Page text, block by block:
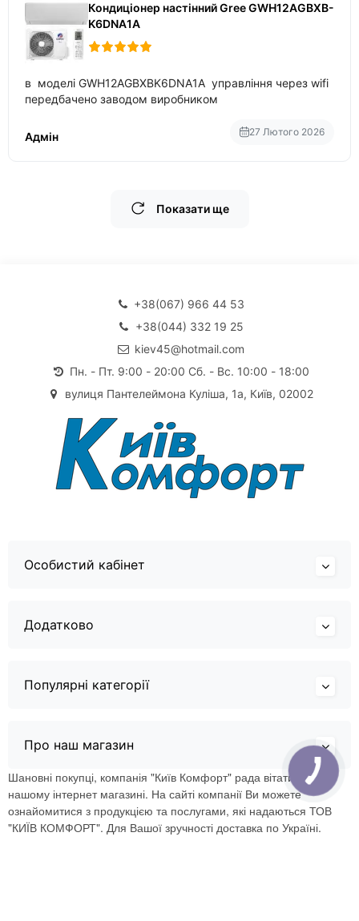
Кондиціонер настінний Gree GWH12AGBXB-
K6DNA1A
в моделі GWH12AGBXBK6DNA1A управління через wifi
передбачено заводом виробником
Адмін 27 Лютого 2026
Показати ще
+38(067) 966 44 53
+38(044) 332 19 25
kiev45@hotmail.com
Пн. - Пт. 9:00 - 20:00 Сб. - Вс. 10:00 - 18:00
вулиця Пантелеймона Куліша, 1а, Київ, 02002
Особистий кабінет
Додатково
Популярні категорії
Про наш магазин
Шановні покупці, компанія "Київ Комфорт" рада вітати Вас в
нашому інтернет магазині. На сайті компанії Ви можете
ознайомитися з продукцією та послугами, які надаються ТОВ
"КИЇВ КОМФОРТ". Для Вашої зручності доставка по Україні.